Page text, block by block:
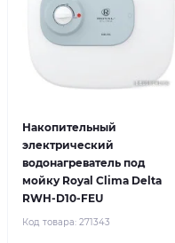
Накопительный
электрический
водонагреватель под
мойку Royal Clima Delta
RWH-D10-FEU
Код товара: 271343